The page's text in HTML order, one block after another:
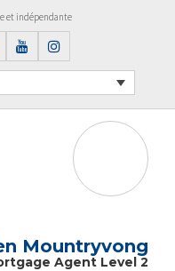
et indépendante
Mountryvong
Agent Level 2